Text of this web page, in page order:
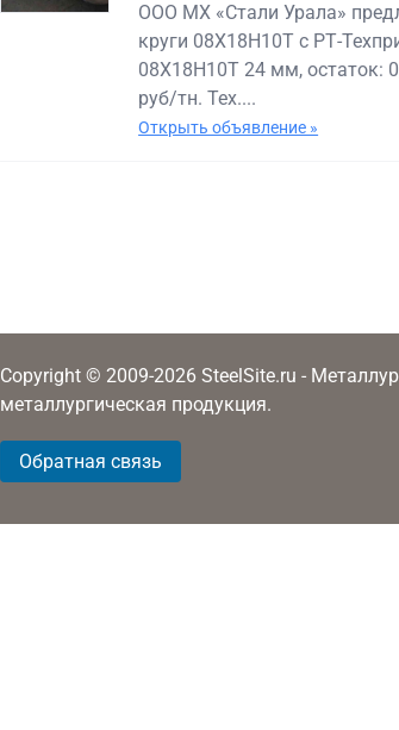
ООО МХ «Стали Урала»
круги 08Х18Н10Т с РТ-
08Х18Н10Т 24 мм, остаток:
руб/тн. Тех....
Открыть объявление »
Copyright © 2009-2026 SteelSite.ru -
металлургическая продукция.
Обратная связь